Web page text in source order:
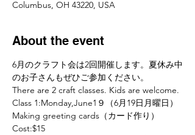
Columbus, OH 43220, USA
About the event
6月のクラフト会は2回開催します。夏休み中
のお子さんもぜひご参加ください。
There are 2 craft classes. Kids are welcome.
Class 1:Monday,June1９（6月19日月曜日）
Making greeting cards（カード作り）
Cost:$15